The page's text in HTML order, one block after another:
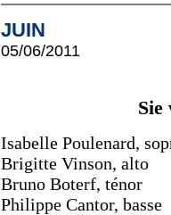
JUIN
05/06/2011
Sie
Isabelle Poulenard,
Brigitte Vinson, alto
Bruno Boterf, ténor
Philippe Cantor, basse